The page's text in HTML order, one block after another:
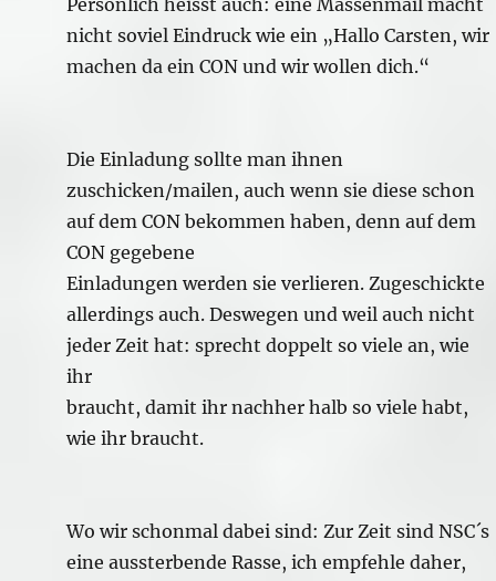
Persönlich heisst auch: eine Massenmail macht
nicht soviel Eindruck wie ein „Hallo Carsten, wir
machen da ein CON und wir wollen dich.“
Die Einladung sollte man ihnen
zuschicken/mailen, auch wenn sie diese schon
auf dem CON bekommen haben, denn auf dem
CON gegebene
Einladungen werden sie verlieren. Zugeschickte
allerdings auch. Deswegen und weil auch nicht
jeder Zeit hat: sprecht doppelt so viele an, wie
ihr
braucht, damit ihr nachher halb so viele habt,
wie ihr braucht.
Wo wir schonmal dabei sind: Zur Zeit sind NSC´s
eine aussterbende Rasse, ich empfehle daher,